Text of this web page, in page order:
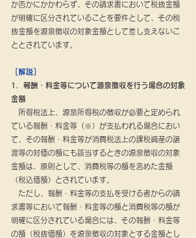
か否かにかかわらず、その請求書において税抜金額
が明確に区分されていることを要件として、その税
抜金額を源泉徴収の対象金額として差し支えないこ
ととされています。
［解説］
1．報酬・料金等について源泉徴収を行う場合の対象
金額
所得税法上、源泉所得税の徴収が必要と定められ
ている報酬・料金等（※）が支払われる場合におい
て、その報酬・料金等が消費税法上の課税資産の譲
渡等の対価の額にも該当するときの源泉徴収の対象
金額は、原則として、消費税等の額を含めた金額
（税込価額）とされています。
ただし、報酬・料金等の支払を受ける者からの請
求書等において報酬・料金等の額と消費税等の額が
明確に区分されている場合には、その報酬・料金等
の額（税抜価額）を源泉徴収の対象とする金額とし